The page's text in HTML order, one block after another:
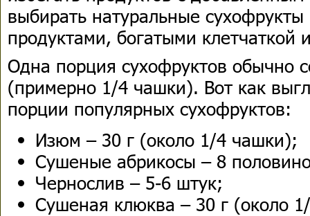
выбирать натуральные сухофрукты
продуктами, богатыми клетчаткой
Одна порция сухофруктов обычно
(примерно 1/4 чашки). Вот как
порции популярных сухофруктов:
Изюм – 30 г (около 1/4 чашки);
Сушеные абрикосы – 8
Чернослив – 5-6 штук;
Сушеная клюква – 30 г (около